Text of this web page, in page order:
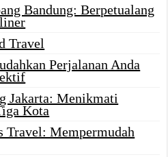
Bandung: Berpetualang
Travel
Perjalanan Anda
Jakarta: Menikmati
Kota
Travel: Mempermudah